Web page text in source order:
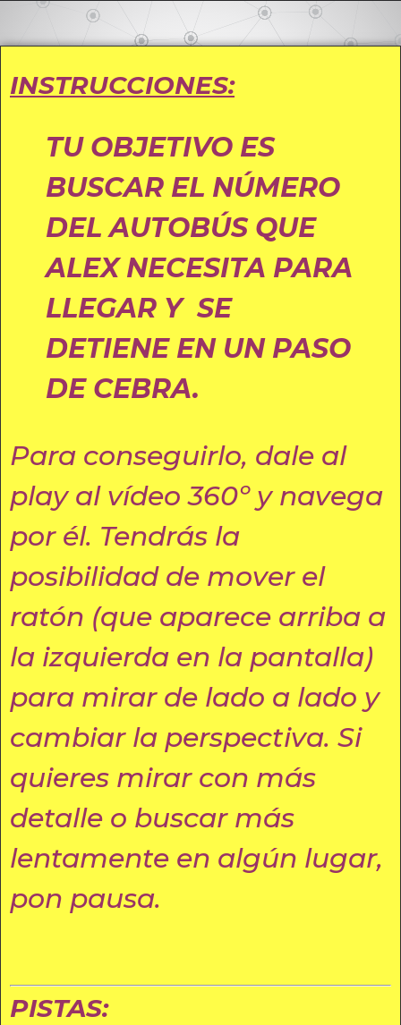
INSTRUCCIONES:
TU OBJETIVO ES
BUSCAR EL NÚMERO
DEL AUTOBÚS QUE
ALEX NECESITA PARA
LLEGAR Y SE
DETIENE EN UN PASO
DE CEBRA.
Para conseguirlo, dale al
play al vídeo 360º y navega
por él. Tendrás la
posibilidad de mover el
ratón (que aparece arriba a
la izquierda en la pantalla)
para mirar de lado a lado y
cambiar la perspectiva. Si
quieres mirar con más
detalle o buscar más
lentamente en algún lugar,
pon pausa.
PISTAS: